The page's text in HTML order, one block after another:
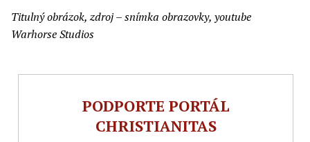
Titulný obrázok, zdroj – snímka obrazovky, youtube
Warhorse Studios
PODPORTE PORTÁL
CHRISTIANITAS